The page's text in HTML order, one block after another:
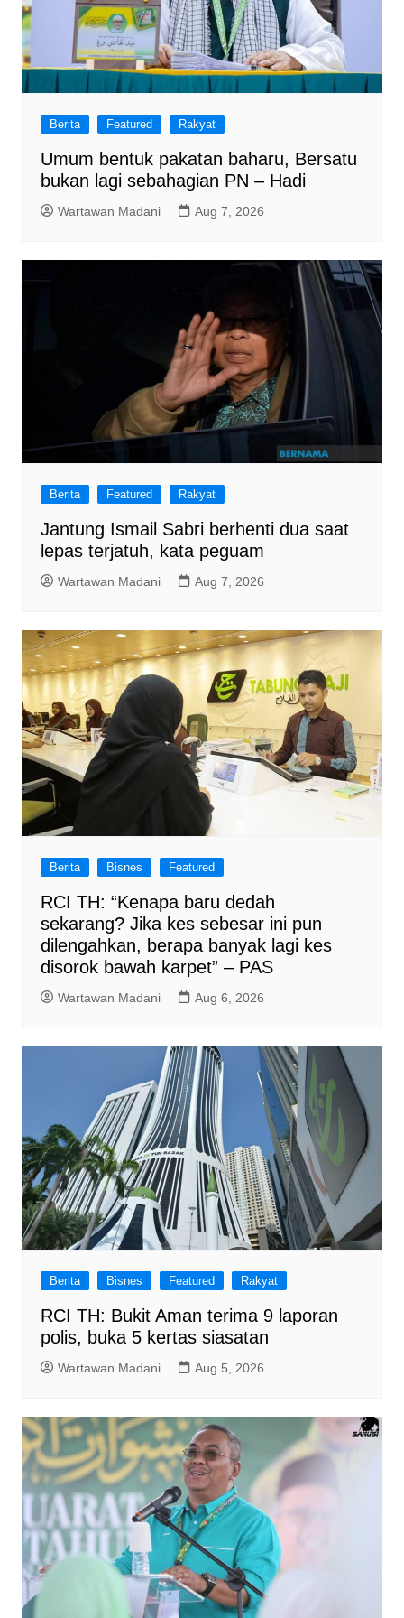
Berita Featured Rakyat
Umum bentuk pakatan baharu, Bersatu
bukan lagi sebahagian PN – Hadi
Wartawan Madani Aug 7, 2026
Berita Featured Rakyat
Jantung Ismail Sabri berhenti dua saat
lepas terjatuh, kata peguam
Wartawan Madani Aug 7, 2026
Berita Bisnes Featured
RCI TH: “Kenapa baru dedah
sekarang? Jika kes sebesar ini pun
dilengahkan, berapa banyak lagi kes
disorok bawah karpet” – PAS
Wartawan Madani Aug 6, 2026
Berita Bisnes Featured Rakyat
RCI TH: Bukit Aman terima 9 laporan
polis, buka 5 kertas siasatan
Wartawan Madani Aug 5, 2026